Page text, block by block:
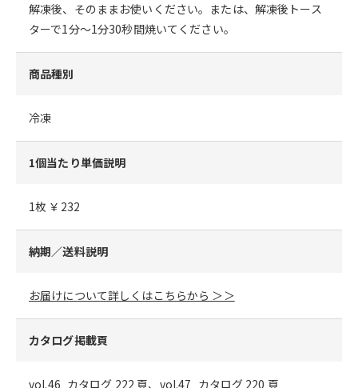
解凍後、そのままお使いください。または、解凍後トース
ターで1分～1分30秒間焼いてください。
商品種別
冷凍
1個当たり単価説明
1枚 ￥232
納期／送料説明
お届けについて詳しくはこちらから ＞＞
カタログ掲載頁
vol.46_カタログ 222 頁、vol.47_カタログ 220 頁